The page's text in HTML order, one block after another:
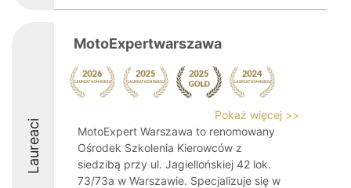
Laureaci
MotoExpertwarszawa
Pokaż więcej >>
MotoExpert Warszawa to renomowany
Ośrodek Szkolenia Kierowców z
siedzibą przy ul. Jagiellońskiej 42 lok.
73/73a w Warszawie. Specjalizuje się w